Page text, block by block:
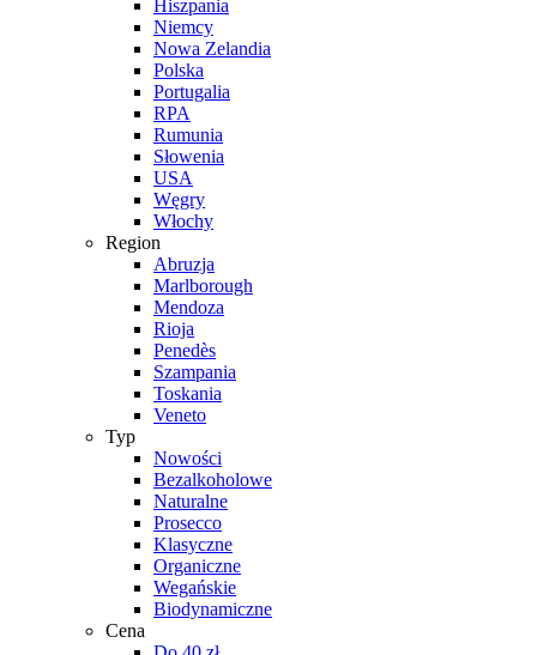
Hiszpania
Niemcy
Nowa Zelandia
Polska
Portugalia
RPA
Rumunia
Słowenia
USA
Węgry
Włochy
Region
Abruzja
Marlborough
Mendoza
Rioja
Penedès
Szampania
Toskania
Veneto
Typ
Nowości
Bezalkoholowe
Naturalne
Prosecco
Klasyczne
Organiczne
Wegańskie
Biodynamiczne
Cena